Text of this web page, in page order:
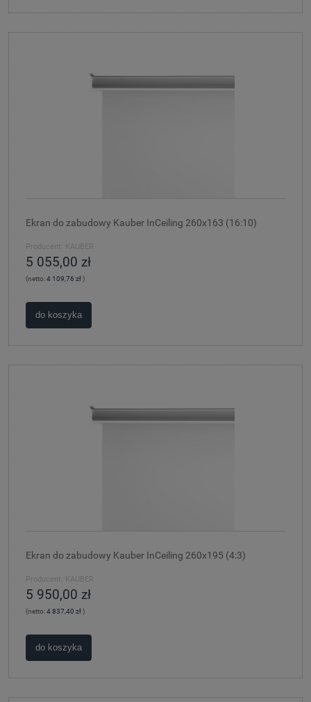
Ekran do zabudowy Kauber InCeiling 260x163 (16:10)
Producent: KAUBER
5 055,00 zł
(netto:4 109,76 zł)
do koszyka
Ekran do zabudowy Kauber InCeiling 260x195 (4:3)
Producent: KAUBER
5 950,00 zł
(netto:4 837,40 zł)
do koszyka